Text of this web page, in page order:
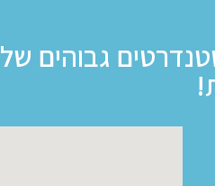
גבוהים של